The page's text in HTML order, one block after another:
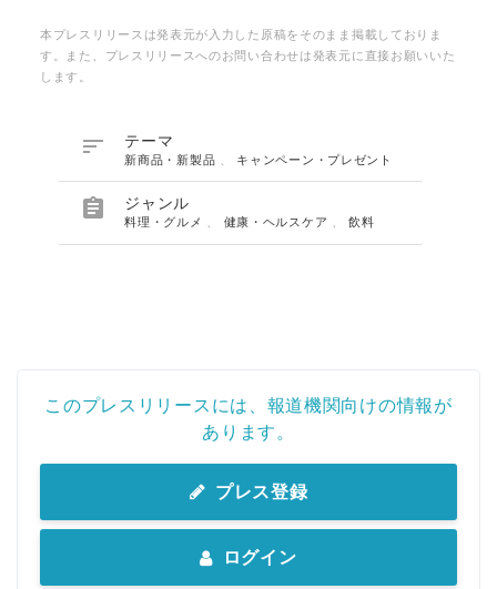
本プレスリリースは発表元が入力した原稿をそのまま掲載しておりま
す。また、プレスリリースへのお問い合わせは発表元に直接お願いいた
します。
 テーマ
新商品・新製品 キャンペーン・プレゼント
 ジャンル
料理・グルメ 健康・ヘルスケア 、飲料
このプレスリリースには、報道機関向けの情報が
あります。
プレス登録
ログイン